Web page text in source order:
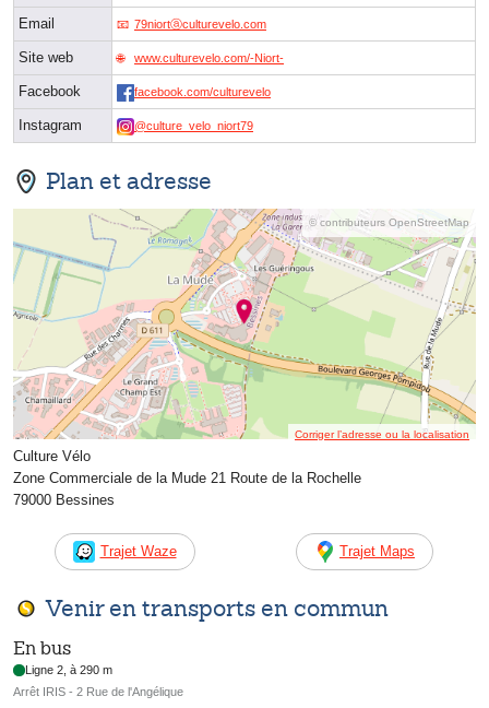
Email 79niortⓐculturevelo.com
Site web www.culturevelo.com/-Niort-
Facebook facebook.com/culturevelo
Instagram @culture_velo_niort79
Plan et adresse
© contributeurs OpenStreetMap
Corriger l’adresse ou la localisation
Culture Vélo
Zone Commerciale de la Mude 21 Route de la Rochelle
79000 Bessines
Trajet Waze Trajet Maps
Venir en transports en commun
En bus
Ligne 2, à 290 m
Arrêt IRIS - 2 Rue de l'Angélique